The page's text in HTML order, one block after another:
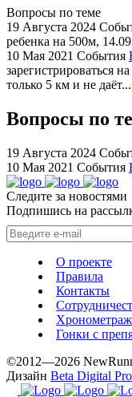
replica
bvlgari
watches
+maserati
online
cheap
https://
hilarity
exceptional
method.
with
prices.
Вопросы по теме
19 Августа 2024
ребенка на 500м,
10 Мая 2021 События
зарегистрироваться
только 5 км и не даёт...
Вопросы по
19 Августа 2024
10 Мая 2021 События
Следите за новостями
Подпишись на
О проекте
Правила
Контакты
Хронометраж
Гонки с
©2012—2026
Дизайн Beta Digital